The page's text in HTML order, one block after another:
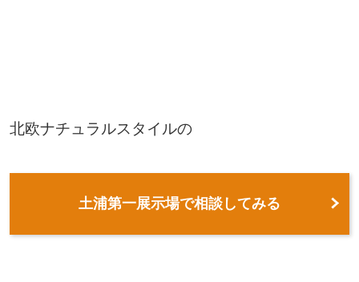
北欧ナチュラルスタイルの
土浦第一展示場で相談してみる